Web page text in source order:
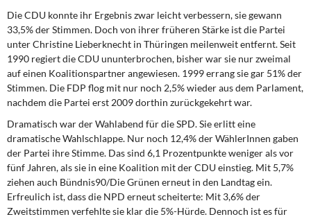
DIE LINKE
Weitere Themen
Memo-Gruppe
Institut Solidarische Moderne
Rosa-Luxemburg-Stiftung
Über mich
Die CDU konnte ihr Ergebnis zwar leicht verbessern, sie gewann
33,5% der Stimmen. Doch von ihrer früheren Stärke ist die Partei
unter Christine Lieberknecht in Thüringen meilenweit entfernt. Seit
1990 regiert die CDU ununterbrochen, bisher war sie nur zweimal
auf einen Koalitionspartner angewiesen. 1999 errang sie gar 51% der
Stimmen. Die FDP flog mit nur noch 2,5% wieder aus dem Parlament,
nachdem die Partei erst 2009 dorthin zurückgekehrt war.
Dramatisch war der Wahlabend für die SPD.Sie erlitt eine
dramatische Wahlschlappe. Nur noch 12,4% der WählerInnen gaben
der Partei ihre Stimme. Das sind 6,1 Prozentpunkte weniger als vor
fünf Jahren, als sie in eine Koalition mit der CDU einstieg. Mit 5,7%
ziehen auch Bündnis90/Die Grünen erneut in den Landtag ein.
Erfreulich ist, dass die NPD erneut scheiterte: Mit 3,6% der
Zweitstimmen verfehlte sie klar die 5%-Hürde. Dennoch ist es für